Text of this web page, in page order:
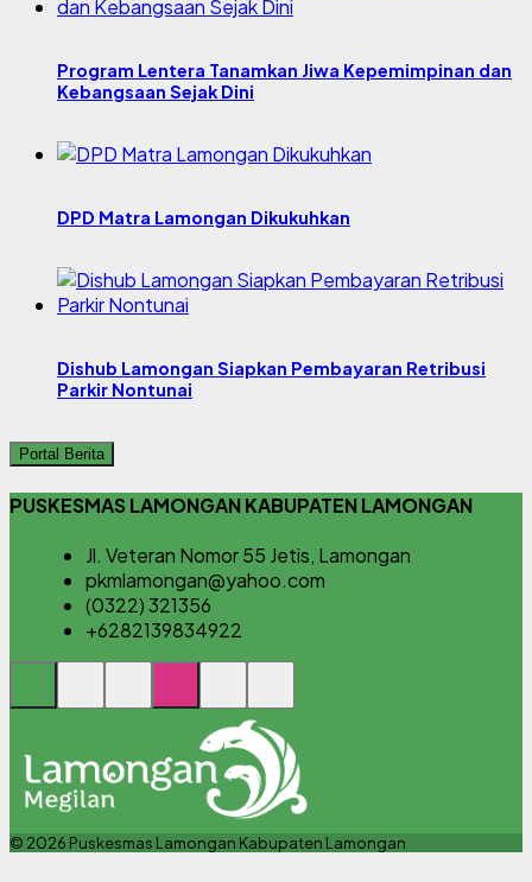
Program Lentera Tanamkan Jiwa Kepemimpinan dan
Kebangsaan Sejak Dini
DPD Matra Lamongan Dikukuhkan
Dishub Lamongan Siapkan Pembayaran Retribusi
Parkir Nontunai
Portal Berita
PUSKESMAS LAMONGAN KABUPATEN LAMONGAN
Jl. Veteran Nomor 55 Jetis, Lamongan
pkmlamongan@yahoo.com
(0322) 321356
+6282139834922
© 2026 Puskesmas Lamongan Kabupaten Lamongan